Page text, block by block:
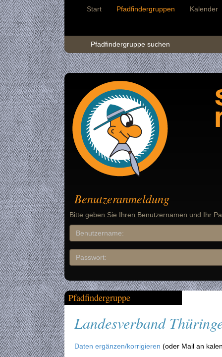
Start Pfadfindergruppen Kalender
Pfadfindergruppe suchen
Benutzeranmeldung
Bitte geben Sie Ihren Benutzernamen und Ihr
Pfadfindergruppe
Landesverband
Daten ergänzen/korrigieren (oder Mail an